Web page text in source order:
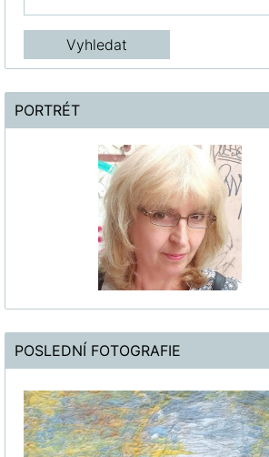
PORTRÉT
POSLEDNÍ FOTOGRAFIE